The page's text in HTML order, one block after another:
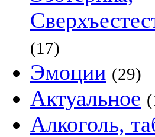
(17)
Эмоции (29)
Актуальное
Алкоголь,